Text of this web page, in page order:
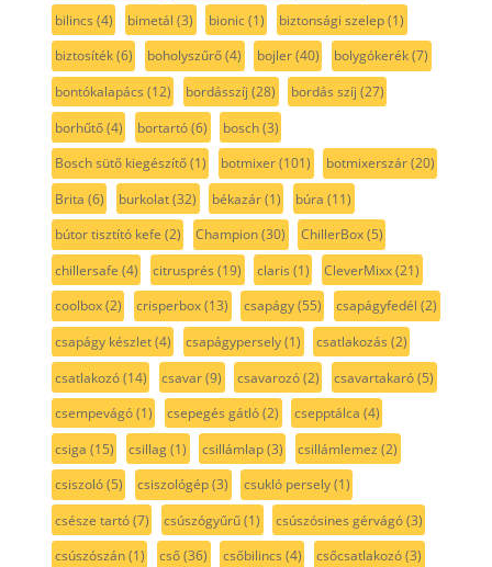
bilincs (4) bimetál (3) bionic(1) biztonsági szelep(1)
biztosíték(6) boholyszűrő(4) bojler(40) bolygókerék(7)
bontókalapács (12) bordásszíj (28) bordás szíj (27)
borhűtő(4) bortartó(6) bosch(3)
Bosch sütő kiegészítő(1) botmixer(101) botmixerszár(20)
Brita (6) burkolat(32) békazár(1) búra (11)
bútor tisztító kefe (2) Champion(30) ChillerBox(5)
chillersafe (4) citrusprés (19) claris (1) CleverMixx(21)
coolbox(2) crisperbox(13) csapágy(55) csapágyfedél (2)
csapágy készlet(4) csapágypersely(1) csatlakozás (2)
csatlakozó(14) csavar(9) csavarozó(2) csavartakaró(5)
csempevágó(1) csepegés gátló(2) csepptálca (4)
csiga (15) csillag(1) csillámlap(3) csillámlemez (2)
csiszoló(5) csiszológép(3) csukló persely(1)
csésze tartó(7) csúszógyűrű(1) csúszósines gérvágó(3)
csúszószán(1) cső(36) csőbilincs (4) csőcsatlakozó(3)